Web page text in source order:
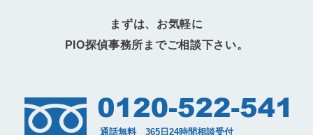
まずは、お気軽に
PIO探偵事務所までご相談下さい。